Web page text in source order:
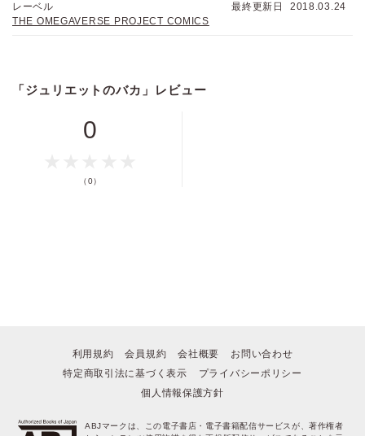
レーベル
THE OMEGAVERSE PROJECT COMICS
最終更新日
2018.03.24
「ジュリエットのバカ」レビュー
0
（0）
利用規約 会員規約 会社概要
お問い合わせ
特定商取引法に基づく表示
プライバシーポリシー
個人情報保護方針
ABJマークは、この電子書店・電子書籍配信サービスが、著作権者
価格
pt